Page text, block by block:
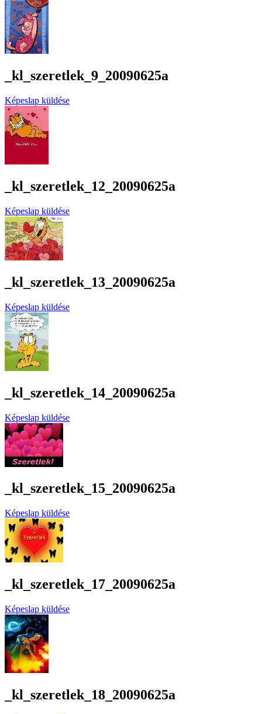
_kl_szeretlek_9_20090625a
Képeslap küldése
_kl_szeretlek_12_20090625a
Képeslap küldése
_kl_szeretlek_13_20090625a
Képeslap küldése
_kl_szeretlek_14_20090625a
Képeslap küldése
_kl_szeretlek_15_20090625a
Képeslap küldése
_kl_szeretlek_17_20090625a
Képeslap küldése
_kl_szeretlek_18_20090625a